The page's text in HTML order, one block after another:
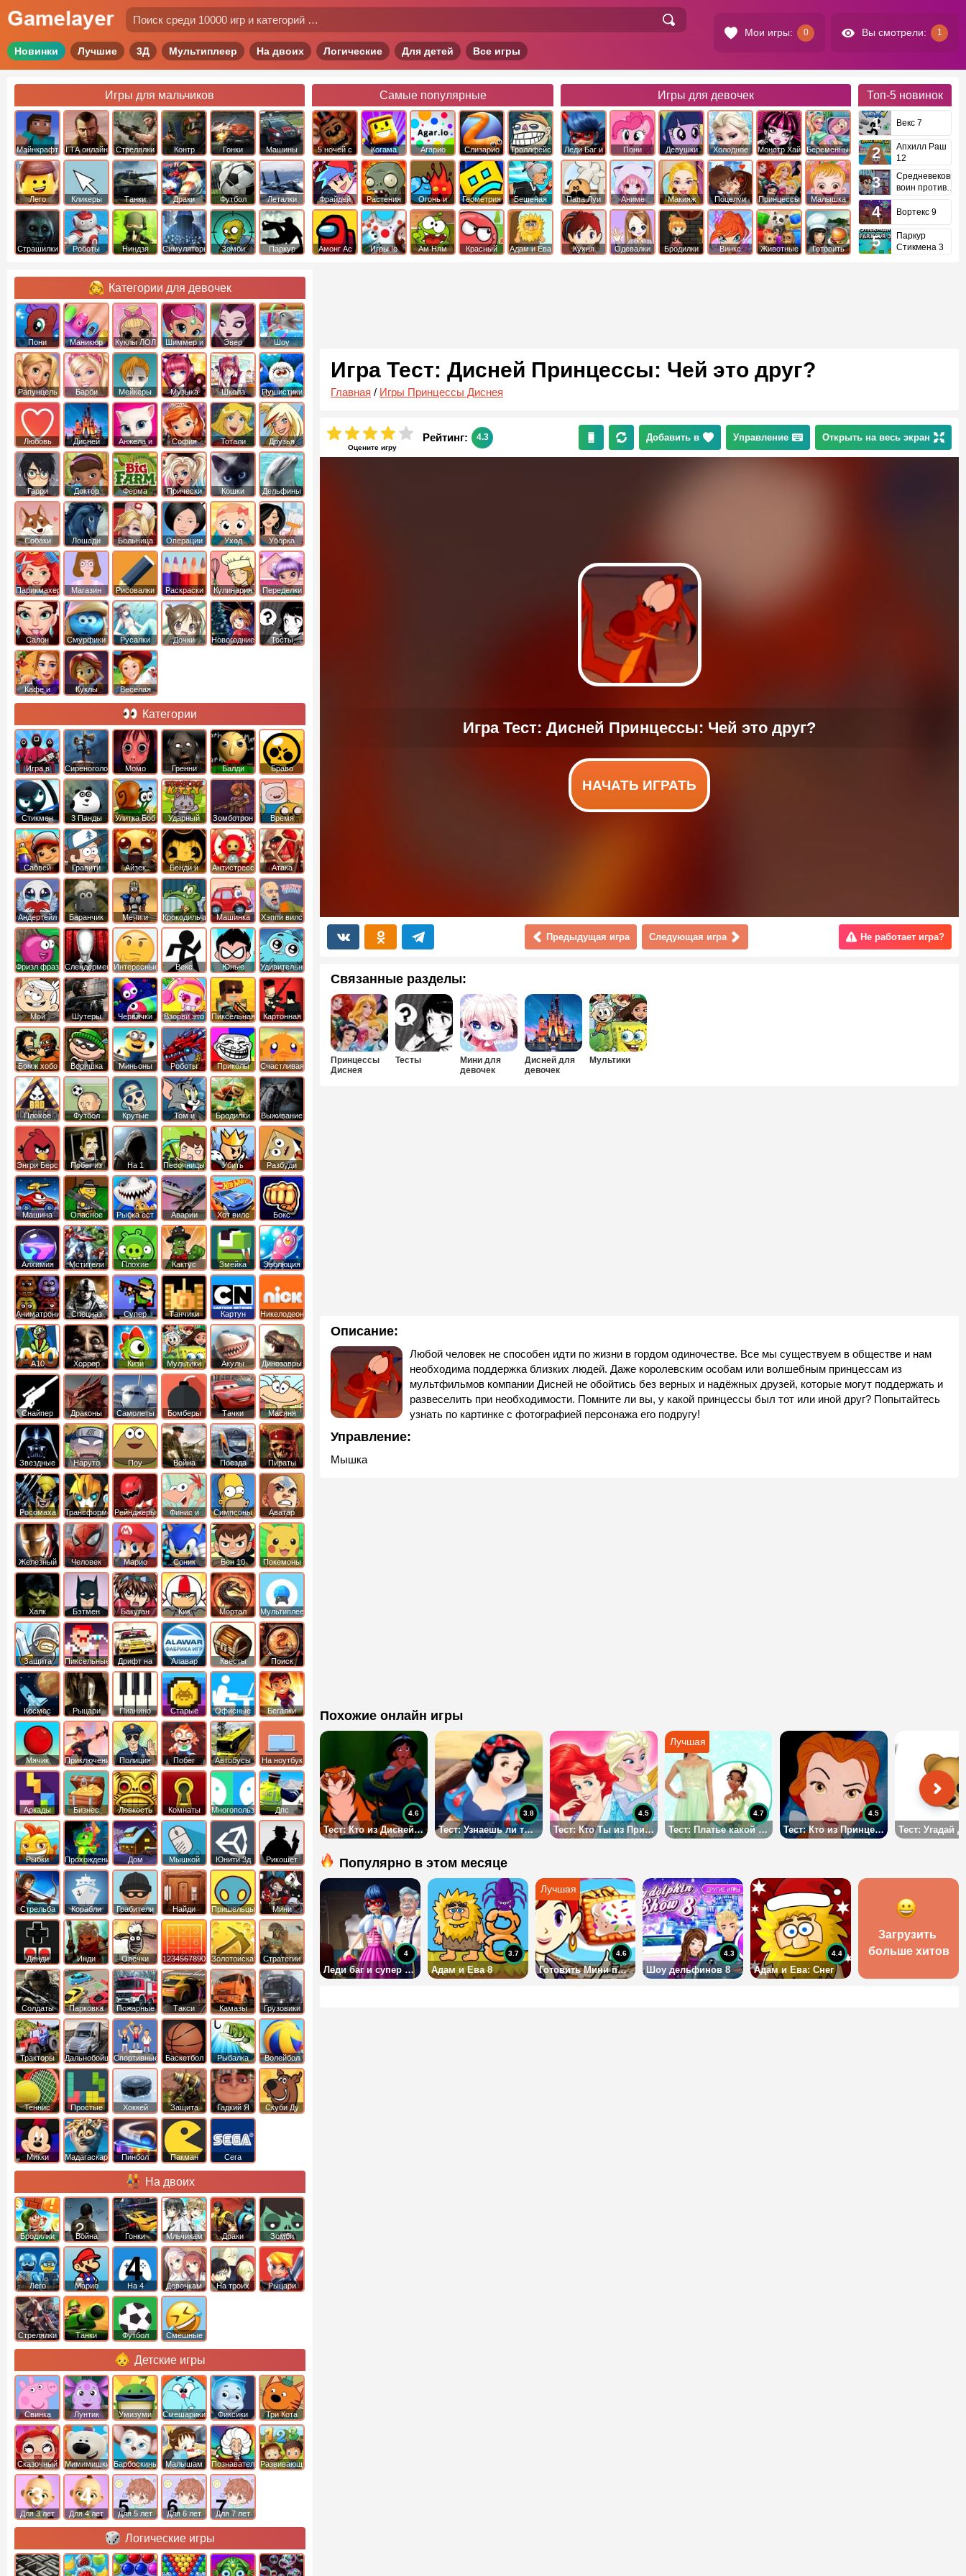
Мои игры: 0 Вы смотрели: 1
Новинки Лучшие 3Д Мультиплеер На двоих Логические Для детей Все игры
Игры для мальчиков
Майнкрафт ГТА онлайн Стрелялки
Контр
Страйк
Гонки Машины
Лего Кликеры Танки Драки Футбол Леталки
Страшилки Роботы Ниндзя Симуляторы Зомби Паркур
Самые популярные
5 ночей с
фредди
Когама Агарио Слизарио
Троллфейс
квест
Фрайдей
Найт
Фанкин
Растения
против
Зомби
Огонь и
Вода
Геометрия
Даш
Бешеная
бабка
сбежала из
психушки
Амонг Ас Игры Io Ам Ням
Красный
Адам и Ева
Игры для девочек
Леди Баг и
Супер Кот
Пони
Дружба это
Девушки
Эквестрии
Холодное
Сердце
Монстр Хай Беременные
Папа Луи Аниме Макияж Поцелуи
Принцессы
Диснея
Малышка
Хейзел
Кухня
Одевалки Бродилки Винкс Животные
Готовить
Топ-5 новинок
Векс 7
Апхилл Раш
12
Средневековый
воин против
Вортекс 9
Паркур
Стикмена 3
Игра Тест: Дисней Принцессы: Чей это друг?
Главная / Игры Принцессы Диснея
Оцените игру
Рейтинг: 4.3 Добавить в Управление Открыть на весь экран
НАЧАТЬ ИГРАТЬ
Предыдущая игра Следующая игра Не работает игра?
Связанные разделы:
Принцессы
Диснея
Тесты
Мини для
девочек
Дисней для
девочек
Мультики
Описание:
Любой человек не способен идти по жизни в гордом одиночестве. Все мы существуем в обществе и нам
необходима поддержка близких людей. Даже королевским особам или волшебным принцессам из
мультфильмов компании Дисней не обойтись без верных и надёжных друзей, которые могут поддержать и
развеселить при необходимости. Помните ли вы, у какой принцессы был тот или иной друг? Попытайтесь
узнать по картинке с фотографией персонажа его подругу!
Управление:
Мышка
Похожие онлайн игры
Тест: Кто из Дисней Принцесс здесь живет?
4.6
Тест: Узнаешь ли ты Дисней Принцесс по силуэту?
3.8
Тест: Кто Ты из Принцесс Диснея?
4.5
Тест: Платье какой Дисней Принцессы тебе стоит надеть на выпускной?
4.7
Тест: Кто из Принцесс Твоя Подруга?
4.5
Популярно в этом месяце
Леди баг и супер кот: пестрый гардероб
4
Адам и Ева 8
3.7
Готовить Мини поп-тартс: Кухня Сары
4.6
Шоу дельфинов 8
4.3
Адам и Ева: Снег
4.4
Загрузить
больше хитов
Категории для девочек
Пони
креатор
Маникюр Куклы ЛОЛ
Шиммер и
Шайн
Эвер
Афтер Хай
Шоу
дельфинов
Рапунцель Барби Мейкеры Музыка Школа Пушистики
Любовь Дисней
Анжела и
том
София
Прекрасная
Тотали
Спайс
Друзья
ангелов
Гарри
Поттер
Доктор
Плюшева
Ферма Прически Кошки Дельфины
Собаки Лошади Больница Операции Уход Уборка
Парикмахер Магазин Рисовалки Раскраски Кулинария Переделки
Салон Смурфики Русалки Дочки Новогодние Тесты
Кафе и
Куклы
Веселая
Категории
Игра в
Кальмара
Сиреноголовый Момо Гренни Балди
Браво
Старс
Стикмен 3 Панды Улитка Боб
Ударный
отряд котят
Зомботрон
Время
Приключений
Сабвей
Серф
Гравити
Фолз
Айзек
Бенди и
Чернильная
машина
Антистресс
Атака
Титанов
Андертейл
Баранчик
Шон
Мечи и
Сандали
Крокодильчик
Свомпи
Машинка
Вилли
Хэппи вилс
Фризл фраз Слендермен Интересные Векс
Юные
титаны
вперед
Удивительный
мир
Гамбола
Мой
шумный
дом
Шутеры Червячки Взорви это
Пиксельная
война
Картонная
башка
Бомж хобо
Воришка
боб
Миньоны
Роботы
динозавры
Приколы
Счастливая
обезьянка
Плохое
мороженое
Футбол
головами
Крутые
Том и
джерри
Бродилки
Приключения
Выживание
Энгри Берс
Побег из
тюрьмы
На 1 Песочницы
Убить
короля
Разбуди
коробку
Машина
ест
машину
Опасное
оружие
Рыбка ест
рыбку
Аварии
машин
Хот вилс Бокс
Алхимия Мстители
Плохие
свинки
Кактус
маккой
Змейка Эволюция
Аниматроники Спецназ
Супер
бойцы
Танчики
Картун
нетворк
Никелодеон
А10 Хоррор Кизи Мультики Акулы Динозавры
Снайпер Драконы Самолеты Бомберы Тачки Масяня
Звездные
войны
Наруто Поу Война Поезда
Пираты
Карибского
Моря
Росомаха ТрансформерыРейнджеры
Самураи
Финис и
Ферб
Симпсоны
Аватар
легенда об
Аанге
Железный
человек
Человек
Паук
Марио Соник Бен 10 Покемоны
Халк Бэтмен Бакуган
Кик
Бутовский
Мортал
комбат
Мультиплеер
Защита
королевства
Пиксельные
Дрифт на
машинах
Алавар Квесты
Поиск
предметов
Космос Рыцари Пианино Старые Офисные Бегалки
Мячик Приключения Полиция Побег Автобусы На ноутбук
Аркады
Бизнес
симуляторы
Ловкость Комнаты Многопользовательские
Дпс
Рыбки Прохождение Дом Мышкой Юнити 3д Рикошет
Cтрельба
из лука
Корабли Грабители
Найди
выход
Пришельцы Мини
Денди Инди
Овечки
идут домой
1234567890 ЗолотоискательСтратегии
Солдаты
Парковка
машин
Пожарные
машины
Такси Камазы Грузовики
Тракторы ДальнобойщикиСпортивные Баскетбол Рыбалка Волейбол
Теннис Простые Хоккей
Защита
башни
Гадкий Я Скуби Ду
Микки
Мадагаскар Пинбол Пакман Сега
На двоих
Бродилки Война Гонки Мльчикам Драки Зомби
Лего Марио На 4 Девочкам На троих Рыцари
Стрелялки Танки Футбол Смешные
Детские игры
Свинка
Пеппа
Лунтик Умизуми Смешарики Фиксики Три Кота
Сказочный
патруль
Мимимишки Барбоскины Малышам ПознавательныеРазвивающие
Для 3 лет Для 4 лет Для 5 лет Для 6 лет Для 7 лет
Логические игры